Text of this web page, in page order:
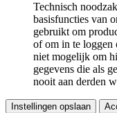
Technisch
basisfuncties van
gebruikt om
of om in te loggen
niet mogelijk om
gegevens die als
nooit aan derden
Instellingen opslaan